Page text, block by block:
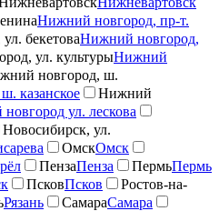
Нижний новгород, пр-т.
бекетоваНижний новгород,
ул. культурыНижний
новгород, ш.
казанское
Нижний
ул. лескова
Новосибирск, ул.
ОмскОмск
ПензаПенза ПермьПермь
ПсковПсков
Ростов-на-
Рязань СамараСамара